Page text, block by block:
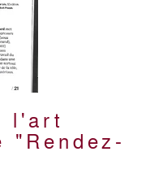
l'art
"Rendez-